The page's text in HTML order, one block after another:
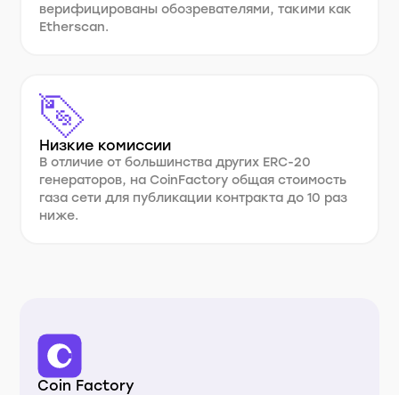
верифицированы обозревателями, такими как
Etherscan.
Низкие комиссии
В отличие от большинства других ERC-20
генераторов, на CoinFactory общая стоимость
газа сети для публикации контракта до 10 раз
ниже.
Coin Factory